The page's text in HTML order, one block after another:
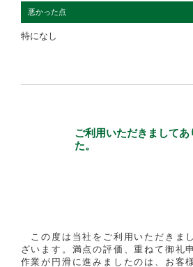
悪かった点
特になし
ご利用いただきまして
た。
この度は当社をご利用いただきま
ざいます。満点の評価、重ねて御礼
作業が円滑に進みましたのは、お客